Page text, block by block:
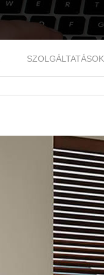
SZOLGÁLTATÁSOK